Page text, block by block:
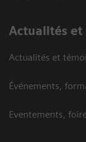
Actualités et
Actualités et
Événements,
Eventements,